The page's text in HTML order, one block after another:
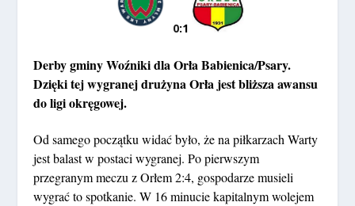
0:1
Derby gminy Woźniki dla Orła Babienica/Psary.
Dzięki tej wygranej drużyna Orła jest bliższa awansu
do ligi okręgowej.
Od samego początku widać było, że na piłkarzach Warty
jest balast w postaci wygranej. Po pierwszym
przegranym meczu z Orłem 2:4, gospodarze musieli
wygrać to spotkanie. W 16 minucie kapitalnym wolejem